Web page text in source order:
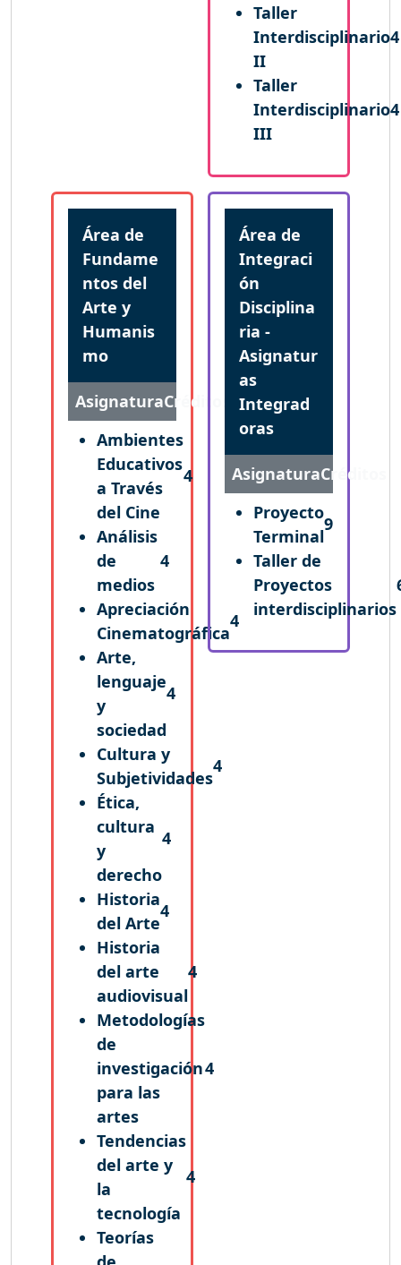
Taller
Interdisciplinario
II
4
Taller
Interdisciplinario
III
4
Área de
Fundame
ntos del
Arte y
Humanis
mo
AsignaturaCréditos
Ambientes
Educativos
a Través
del Cine
4
Análisis
de
medios
4
Apreciación
Cinematográfica
4
Arte,
lenguaje
y
sociedad
4
Cultura y
Subjetividades
4
Ética,
cultura
y
derecho
4
Historia
del Arte
4
Historia
del arte
audiovisual
4
Metodologías
de
investigación
para las
artes
4
Tendencias
del arte y
la
tecnología
4
Teorías
Área de
Integraci
ón
Disciplina
ria -
Asignatur
as
Integrad
oras
AsignaturaCréditos
Proyecto
Terminal
9
Taller de
Proyectos
interdisciplinarios